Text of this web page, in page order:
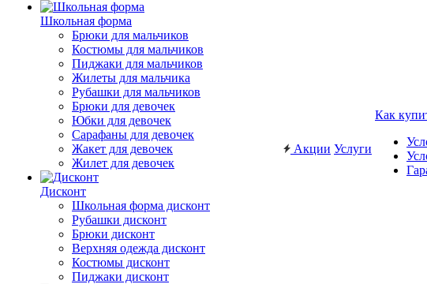
Школьная форма
Брюки для мальчиков
Костюмы для мальчиков
Пиджаки для мальчиков
Жилеты для мальчика
Рубашки для мальчиков
Брюки для девочек
Юбки для девочек
Сарафаны для девочек
Жакет для девочек
Жилет для девочек
Дисконт
Школьная форма дисконт
Рубашки дисконт
Брюки дисконт
Верхняя одежда дисконт
Костюмы дисконт
Пиджаки дисконт
Акции Услуги
Как